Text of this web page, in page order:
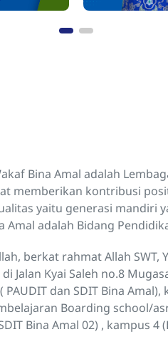
Bina Amal adalah
memberikan kontribusi
yaitu generasi mandiri
Amal adalah Bidang
berkat rahmat Allah SWT,
Jalan Kyai Saleh no.8
PAUDIT dan SDIT Bina
Boarding school/
Bina Amal 02) , kampus 4